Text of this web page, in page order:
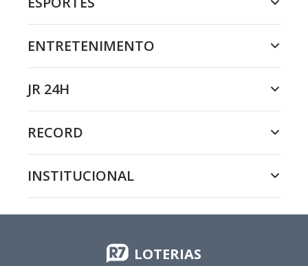
ENTRETENIMENTO
JR 24H
RECORD
INSTITUCIONAL
LOTERIAS